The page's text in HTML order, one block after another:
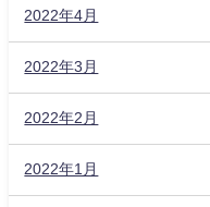
2022年4月
2022年3月
2022年2月
2022年1月